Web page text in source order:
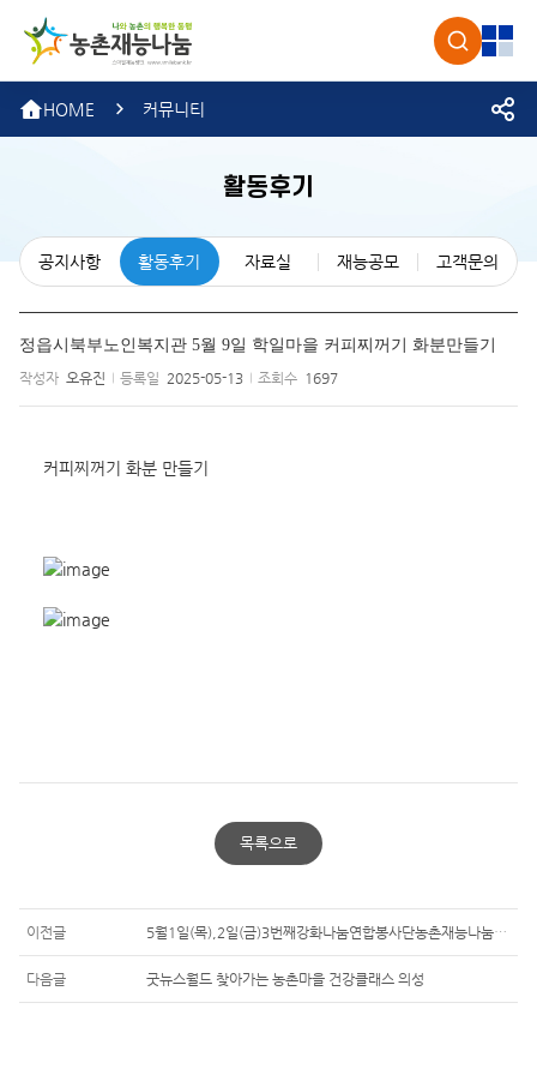
농촌 검색
HOME 커뮤니티
활동후기
공지사항 활동후기 자료실 재능공모 고객문의
정읍시북부노인복지관 5월 9일 학일마을 커피찌꺼기 화분만들기
작성자 오유진 등록일 2025-05-13 조회수 1697
커피찌꺼기 화분 만들기
목록으로
이전글 5월1일(목),2일(금)3번째강화나눔연합봉사단농촌재능나눔일반단체활동후기
다음글 굿뉴스월드 찾아가는 농촌마을 건강클래스 의성